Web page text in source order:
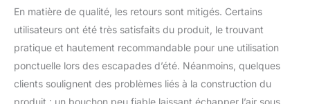
température d'eau
camping autonome avec
fonction chauffante –
sans électricité – parfaite
pour une douche chaude
en pleine nature.
En matière de qualité, les retours sont mitigés. Certains
utilisateurs ont été très satisfaits du produit, le trouvant
pratique et hautement recommandable pour une utilisation
ponctuelle lors des escapades d’été. Néanmoins, quelques
clients soulignent des problèmes liés à la construction du
produit : un bouchon peu fiable laissant échapper l’air sous